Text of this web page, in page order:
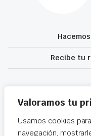
Valoramos tu
Usamos cookies
navegación,
Recibe tu
accesibilidad